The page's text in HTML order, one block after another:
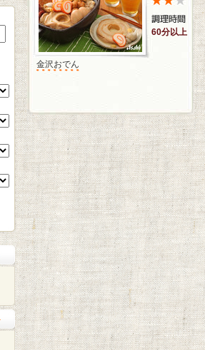
60分以上
金沢おでん